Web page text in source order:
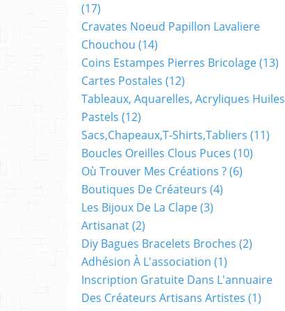
(17)
Cravates Noeud Papillon Lavaliere
Chouchou (14)
Coins Estampes Pierres Bricolage(13)
Cartes Postales (12)
Tableaux, Aquarelles, Acryliques Huiles
Pastels (12)
Sacs,chapeaux,t-Shirts,tabliers (11)
Boucles Oreilles Clous Puces (10)
Où Trouver Mes Créations ?(6)
Boutiques De Créateurs (4)
Les Bijoux De La Clape(3)
Artisanat(2)
Diy Bagues Bracelets Broches (2)
Adhésion À L'association (1)
Inscription Gratuite Dans L'annuaire
Des Créateurs Artisans Artistes (1)